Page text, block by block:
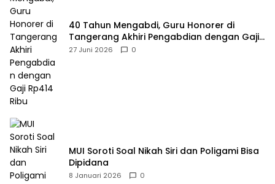
40 Tahun Mengabdi, Guru Honorer di
Tangerang Akhiri Pengabdian dengan Gaji
Rp414 Ribu
27 Juni 2026 0
MUI Soroti Soal Nikah Siri dan Poligami Bisa
Dipidana
8 Januari 2026 0